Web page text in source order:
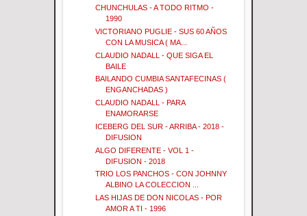
CHUNCHULAS - A TODO RITMO -
1990
VICTORIANO PUGLIE - SUS 60 AÑOS
CON LA MUSICA ( MA...
CLAUDIO NADALL - QUE SIGA EL
BAILE
BAILANDO CUMBIA SANTAFECINAS (
ENGANCHADAS )
CLAUDIO NADALL - PARA
ENAMORARSE
ICEBERG DEL SUR - ARRIBA - 2018 -
DIFUSION
ALGO DIFERENTE - VOL 1 -
DIFUSION - 2018
TRIO LOS PANCHOS - CON JOHNNY
ALBINO LA COLECCION ...
LAS HIJAS DE DON NICOLAS - POR
AMOR A TI - 1996